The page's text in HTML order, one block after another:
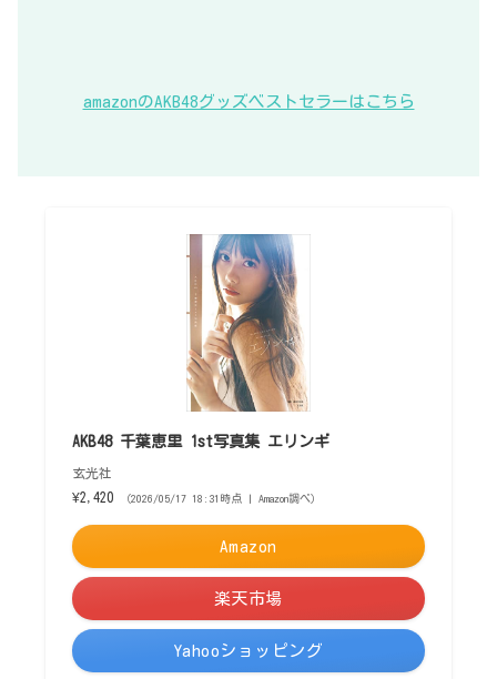
amazonのAKB48グッズベストセラーはこちら
AKB48 千葉恵里 1st写真集 エリンギ
玄光社
¥2,420
（2026/05/17 18:31時点 | Amazon調べ）
Amazon
楽天市場
Yahooショッピング